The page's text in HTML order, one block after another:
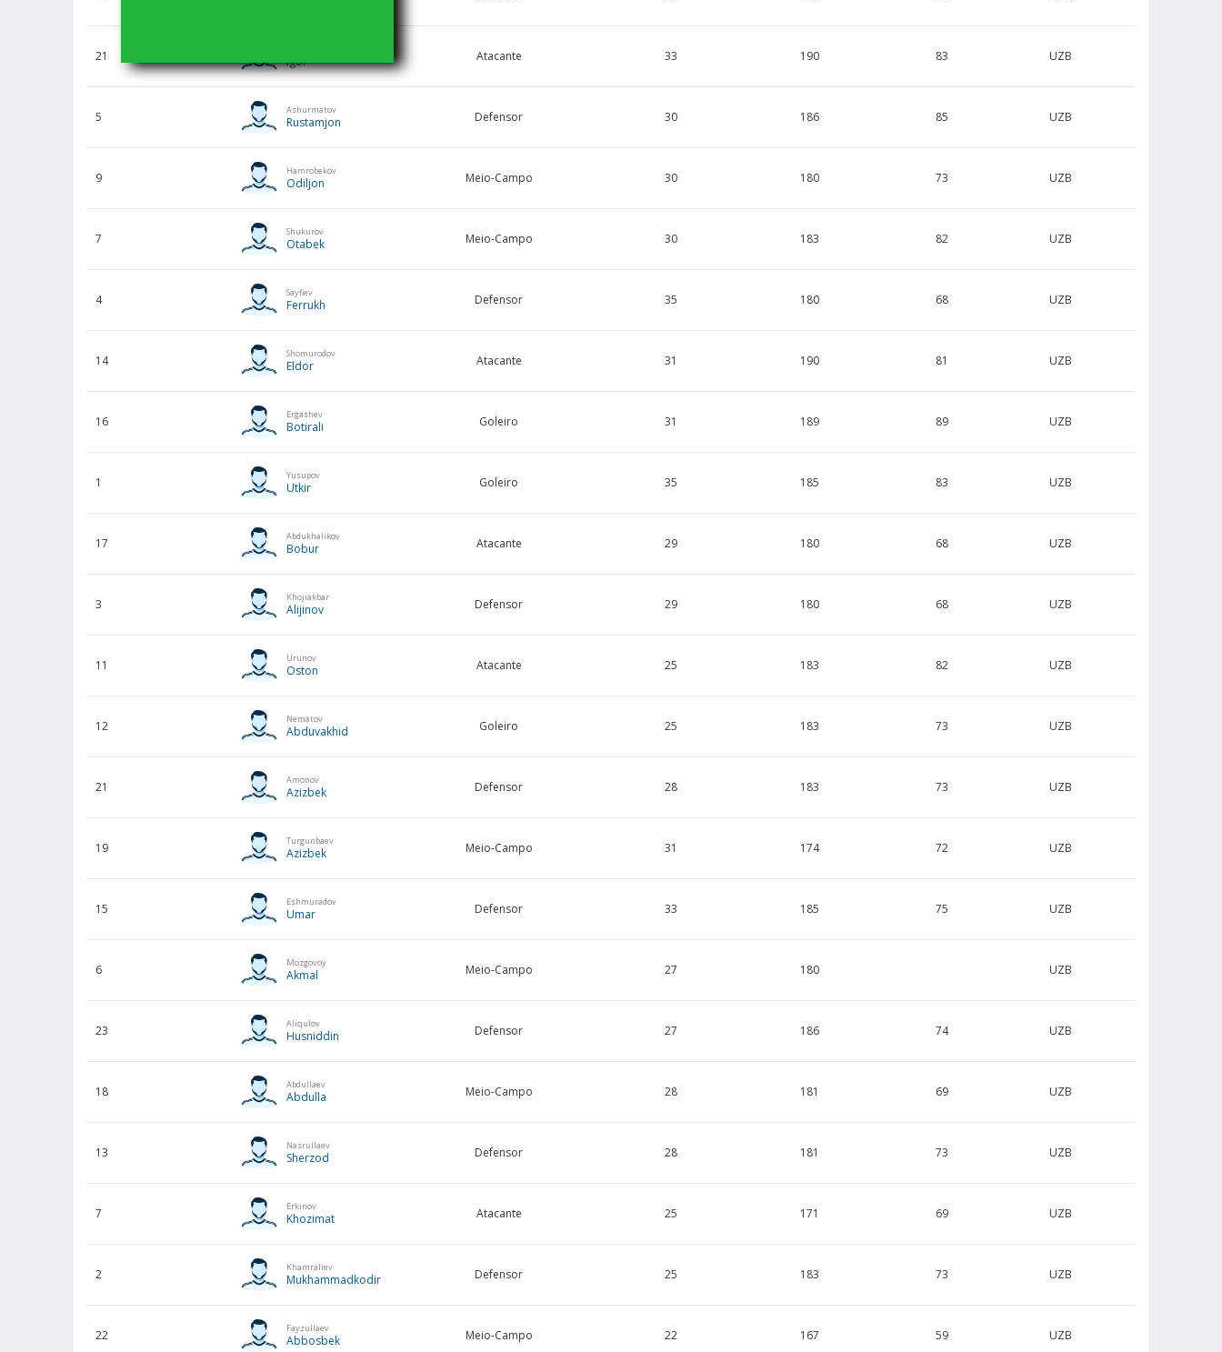
21 Igor Atacante 33 190 83 UZB
5 Ashurmatov
Rustamjon Defensor 30 186 85 UZB
9 Hamrobekov
Odiljon Meio-Campo 30 180 73 UZB
7 Shukurov
Otabek Meio-Campo 30 183 82 UZB
4 Sayfiev
Ferrukh Defensor 35 180 68 UZB
14 Shomurodov
Eldor Atacante 31 190 81 UZB
16 Ergashev
Botirali Goleiro 31 189 89 UZB
1 Yusupov
Utkir Goleiro 35 185 83 UZB
17 Abdukhalikov
Bobur Atacante 29 180 68 UZB
3 Khojiakbar
Alijinov Defensor 29 180 68 UZB
11 Urunov
Oston Atacante 25 183 82 UZB
12 Nematov
Abduvakhid Goleiro 25 183 73 UZB
21 Amonov
Azizbek Defensor 28 183 73 UZB
19 Turgunbaev
Azizbek Meio-Campo 31 174 72 UZB
15 Eshmuradov
Umar Defensor 33 185 75 UZB
6 Mozgovoy
Akmal Meio-Campo 27 180 UZB
23 Aliqulov
Husniddin Defensor 27 186 74 UZB
18 Abdullaev
Abdulla Meio-Campo 28 181 69 UZB
13 Nasrullaev
Sherzod Defensor 28 181 73 UZB
7 Erkinov
Khozimat Atacante 25 171 69 UZB
2 Khamraliev
Mukhammadkodir Defensor 25 183 73 UZB
22 Fayzullaev
Abbosbek Meio-Campo 22 167 59 UZB